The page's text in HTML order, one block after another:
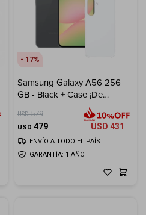
17
Samsung Galaxy A56 256
GB - Black + Case ¡De
USD 579
USD 479 USD 431
GARANTÍA: 1 AÑO
ENVÍO A TODO EL PAÍS